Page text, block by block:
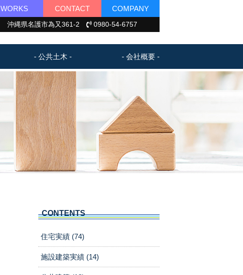
WORKS CONTACT COMPANY
沖縄県名護市為又361-2 0980-54-6757
- 公共土木 - - 会社概要 -
CONTENTS
住宅実績 (74)
施設建築実績 (14)